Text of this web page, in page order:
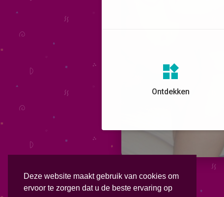
Deze website maakt gebruik van cookies om
ervoor te zorgen dat u de beste ervaring op
Ontdekken